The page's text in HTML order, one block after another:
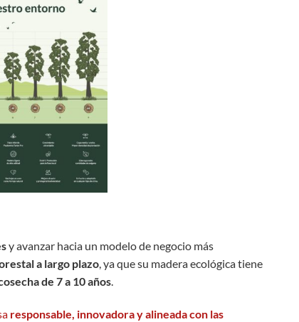
y avanzar hacia un modelo de negocio más
a largo plazo, ya que su madera ecológica tiene
de 7 a 10 años.
responsable, innovadora y alineada con las